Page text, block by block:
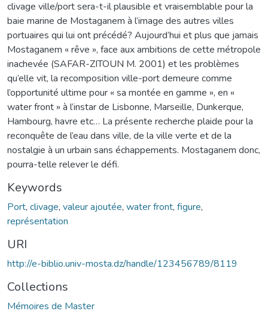
clivage ville/port sera-t-il plausible et vraisemblable pour la
baie marine de Mostaganem à l’image des autres villes
portuaires qui lui ont précédé? Aujourd’hui et plus que jamais
Mostaganem « rêve », face aux ambitions de cette métropole
inachevée (SAFAR-ZITOUN M. 2001) et les problèmes
qu’elle vit, la recomposition ville-port demeure comme
l’opportunité ultime pour « sa montée en gamme », en «
water front » à l’instar de Lisbonne, Marseille, Dunkerque,
Hambourg, havre etc… La présente recherche plaide pour la
reconquête de l’eau dans ville, de la ville verte et de la
nostalgie à un urbain sans échappements. Mostaganem donc,
pourra-telle relever le défi.
Keywords
Port, clivage, valeur ajoutée, water front, figure,
représentation
URI
http://e-biblio.univ-mosta.dz/handle/123456789/8119
Collections
Mémoires de Master